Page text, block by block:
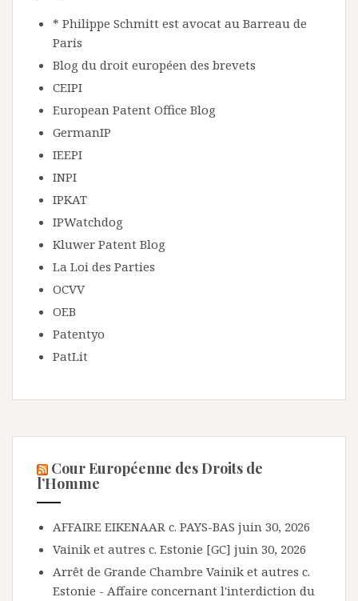
* Philippe Schmitt est avocat au Barreau de
Paris
Blog du droit européen des brevets
CEIPI
European Patent Office Blog
GermanIP
IEEPI
INPI
IPKAT
IPWatchdog
Kluwer Patent Blog
La Loi des Parties
OCVV
OEB
Patentyo
PatLit
Cour Européenne des Droits de
l’Homme
AFFAIRE EIKENAAR c. PAYS-BAS juin 30, 2026
Vainik et autres c. Estonie [GC] juin 30, 2026
Arrêt de Grande Chambre Vainik et autres c.
Estonie - Affaire concernant l'interdiction du